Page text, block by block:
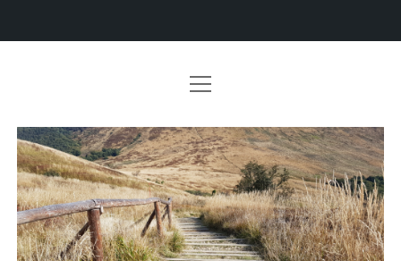
STRONA GŁÓWNA
POWOŁANIE DO CODZIENNOŚCI
OBRAZY MIŁOŚCI
INNY ŚWIAT
BYCIE MŁODYM
otwórz
menu
Kontrapunkt
Dla
Świata